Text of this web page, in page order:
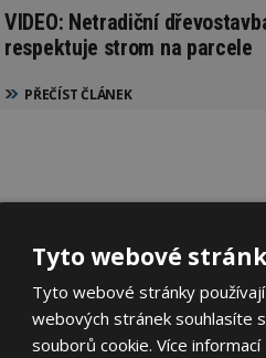
VIDEO: Netradiční
respektuje strom na parcele
PŘEČÍST ČLÁNEK
venkovní terasu
plochy umožnila během stavby
nechtěl ve svém domě tísnit. A
a lehce nadsazenou část střechy.
Tyto webové
Tyto webové stránky
webových stránek souhlasíte
souborů cookie. Více informací